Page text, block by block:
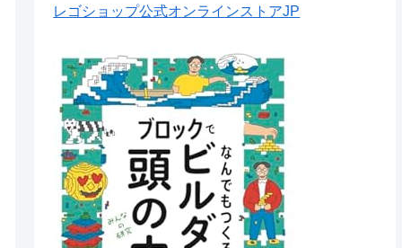
レゴショップ公式オンラインストアJP